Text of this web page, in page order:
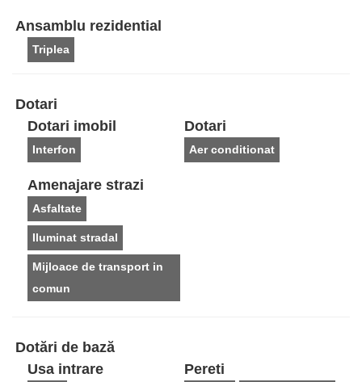
Ansamblu rezidential
Triplea
Dotari
Dotari imobil
Interfon
Dotari
Aer conditionat
Amenajare strazi
Asfaltate
Iluminat stradal
Mijloace de transport in
comun
Dotări de bază
Usa intrare
Pereti